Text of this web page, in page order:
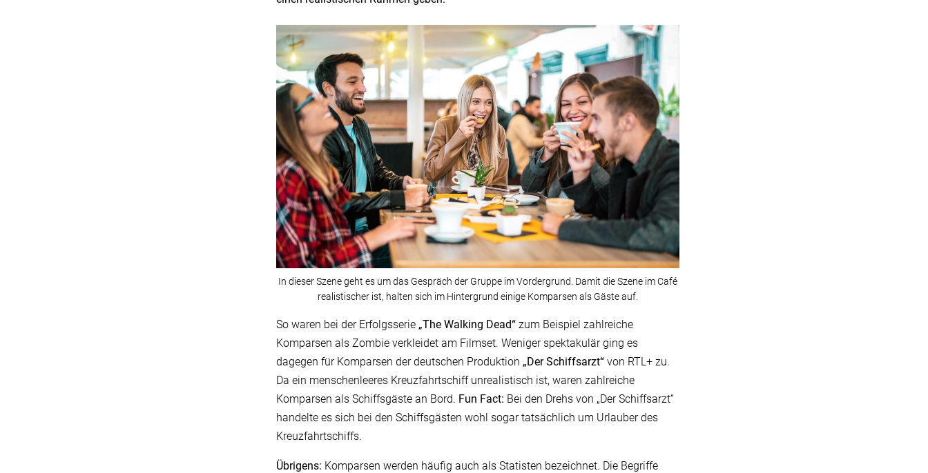
In dieser Szene geht es um das Gespräch der Gruppe im Vordergrund. Damit die Szene im Café
realistischer ist, halten sich im Hintergrund einige Komparsen als Gäste auf.
So waren bei der Erfolgsserie „The Walking Dead“ zum Beispiel zahlreiche
Komparsen als Zombie verkleidet am Filmset. Weniger spektakulär ging es
dagegen für Komparsen der deutschen Produktion „Der Schiffsarzt“ von RTL+ zu.
Da ein menschenleeres Kreuzfahrtschiff unrealistisch ist, waren zahlreiche
Komparsen als Schiffsgäste an Bord. Fun Fact: Bei den Drehs von „Der Schiffsarzt“
handelte es sich bei den Schiffsgästen wohl sogar tatsächlich um Urlauber des
Kreuzfahrtschiffs.
Übrigens: Komparsen werden häufig auch als Statisten bezeichnet. Die Begriffe